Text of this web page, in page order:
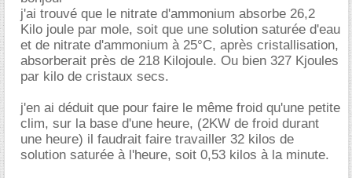
j'ai trouvé que le nitrate d'ammonium absorbe 26,2
Kilo joule par mole, soit que une solution saturée d'eau
et de nitrate d'ammonium à 25°C, après cristallisation,
absorberait près de 218 Kilojoule. Ou bien 327 Kjoules
par kilo de cristaux secs.
j'en ai déduit que pour faire le même froid qu'une petite
clim, sur la base d'une heure, (2KW de froid durant
une heure) il faudrait faire travailler 32 kilos de
solution saturée à l'heure, soit 0,53 kilos à la minute.